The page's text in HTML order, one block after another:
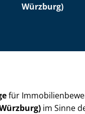
Würzburg)
für
im Sinne